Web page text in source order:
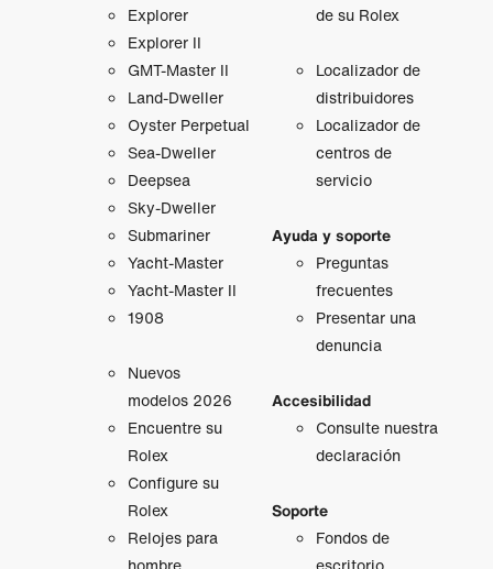
Explorer
Explorer II
GMT‑Master II
Land-Dweller
Oyster Perpetual
Sea-Dweller
Deepsea
Sky-Dweller
Submariner
Yacht-Master
Yacht-Master II
1908
Nuevos
modelos 2026
Encuentre su
Rolex
Configure su
Rolex
Relojes para
de su Rolex
Localizador de
distribuidores
Localizador de
centros de
servicio
Ayuda y soporte
Preguntas
frecuentes
Presentar una
denuncia
Accesibilidad
Consulte nuestra
declaración
Soporte
Fondos de